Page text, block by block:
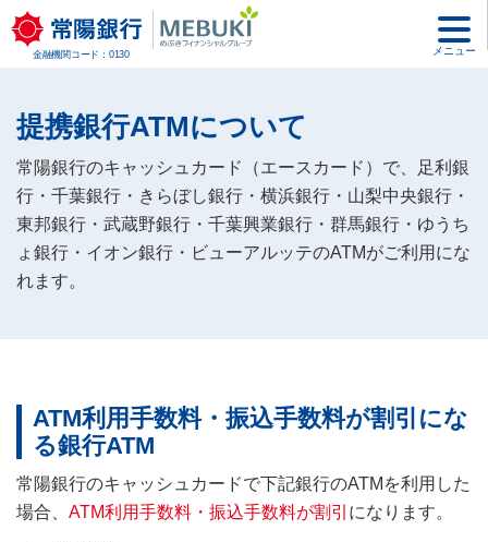
金融機関コード：0130 メニュー
提携銀行ATMについて
常陽銀行のキャッシュカード（エースカード）で、足利銀
行・千葉銀行・きらぼし銀行・横浜銀行・山梨中央銀行・
東邦銀行・武蔵野銀行・千葉興業銀行・群馬銀行・ゆうち
ょ銀行・イオン銀行・ビューアルッテのATMがご利用にな
れます。
ATM利用手数料・振込手数料が割引にな
る銀行ATM
常陽銀行のキャッシュカードで下記銀行のATMを利用した
場合、 ATM利用手数料・振込手数料が割引 になります。